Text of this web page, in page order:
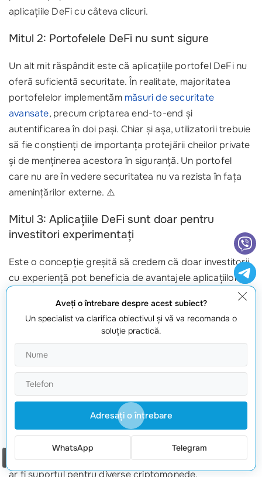
aplicațiile DeFi cu câteva clicuri. ‍‍
Mitul 2: Portofelele DeFi nu sunt sigure
Un alt mit răspândit este că aplicațiile portofel DeFi nu
oferă suficientă securitate. În realitate, majoritatea
portofelelor implementăm măsuri de securitate
avansate, precum criptarea end-to-end și
autentificarea în doi pași. Chiar și așa, utilizatorii trebuie
să fie conștienți de importanța protejării cheilor private
și de menținerea acestora în siguranță. Un portofel
care nu are în vedere securitatea nu va rezista în fața
amenințărilor externe. ⚠️
Mitul 3: Aplicațiile DeFi sunt doar pentru
investitori experimentați
Este o concepție greșită să credem că doar investitorii
cu experiență pot beneficia de avantajele aplicațiilor
DeFi. Cu toate acestea, funcționalitățile lor sunt create
pentru a fi accesibile oricui, indiferent de nivelul de
experiență. Utilizatorii pot participa în activități simple,
cum ar fi staking-ul sau împrumuturile, fără a fi experți în
criptomonede.
Mitul 4: Toate aplicațiile DeFi sunt identice
De asemenea, există percepția că toate aplicațiile
portofel DeFi sunt similare și oferă aceleași
funcționalități. Asta nu este adevărat! Există o varietate
de aplicații DeFi, fiecare cu caracteristici distincte, cum
ar fi suportul pentru diverse criptomonede,
Aveţi o întrebare despre acest subiect?
Un specialist va clarifica obiectivul şi vă va recomanda o
soluţie practică.
Adresaţi o întrebare
WhatsApp Telegram
Comanda un apel